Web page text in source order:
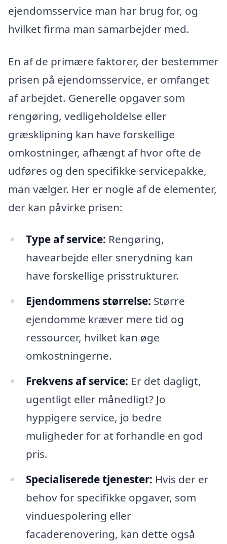
ejendomsservice man har brug for, og
hvilket firma man samarbejder med.
En af de primære faktorer, der bestemmer
prisen på ejendomsservice, er omfanget
af arbejdet. Generelle opgaver som
rengøring, vedligeholdelse eller
græsklipning kan have forskellige
omkostninger, afhængt af hvor ofte de
udføres og den specifikke servicepakke,
man vælger. Her er nogle af de elementer,
der kan påvirke prisen:
Type af service: Rengøring,
havearbejde eller snerydning kan
have forskellige prisstrukturer.
Ejendommens størrelse: Større
ejendomme kræver mere tid og
ressourcer, hvilket kan øge
omkostningerne.
Frekvens af service: Er det dagligt,
ugentligt eller månedligt? Jo
hyppigere service, jo bedre
muligheder for at forhandle en god
pris.
Specialiserede tjenester: Hvis der er
behov for specifikke opgaver, som
vinduespolering eller
facaderenovering, kan dette også